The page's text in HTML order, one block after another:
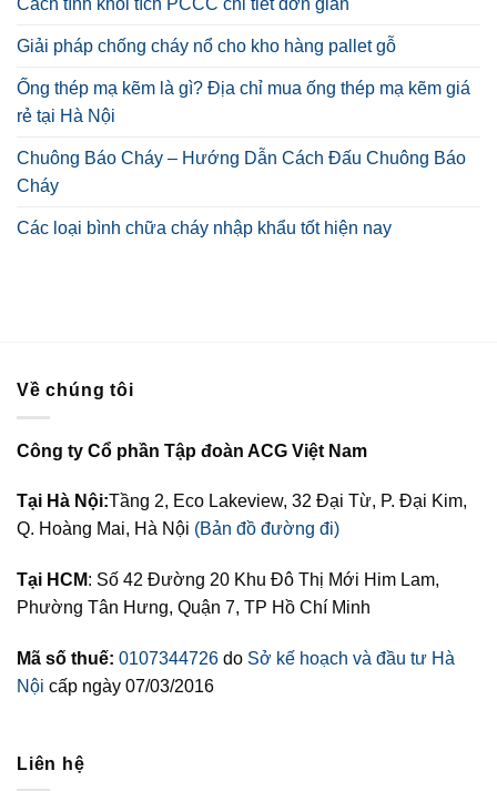
Cách tính khối tích PCCC chi tiết đơn giản
Giải pháp chống cháy nổ cho kho hàng pallet gỗ
Ống thép mạ kẽm là gì? Địa chỉ mua ống thép mạ kẽm giá
rẻ tại Hà Nội
Chuông Báo Cháy – Hướng Dẫn Cách Đấu Chuông Báo
Cháy
Các loại bình chữa cháy nhập khẩu tốt hiện nay
Về chúng tôi
Công ty Cổ phần Tập đoàn ACG Việt Nam
Tại Hà Nội:Tầng 2, Eco Lakeview, 32 Đại Từ, P. Đại Kim,
Q. Hoàng Mai, Hà Nội (Bản đồ đường đi)
Tại HCM: Số 42 Đường 20 Khu Đô Thị Mới Him Lam,
Phường Tân Hưng, Quận 7, TP Hồ Chí Minh
Mã số thuế: 0107344726 do Sở kế hoạch và đầu tư Hà
Nội cấp ngày 07/03/2016
Liên hệ